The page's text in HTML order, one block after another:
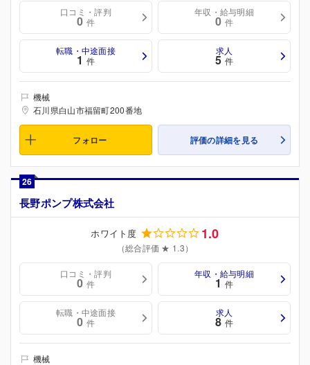
口コミ・評判
0 件
年収・給与明細
0 件
転職・中途面接
1 件
求人
5 件
機械
石川県白山市福留町200番地
フォロー 評価の詳細を見る
26
長野ポンプ株式会社
ホワイト度 1.0
（総合評価 ★ 1.3）
口コミ・評判
0 件
年収・給与明細
1 件
転職・中途面接
0 件
求人
8 件
機械